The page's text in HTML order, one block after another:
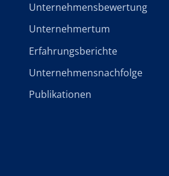
Unternehmensbewertung
Unternehmertum
Erfahrungsberichte
Unternehmensnachfolge
Publikationen